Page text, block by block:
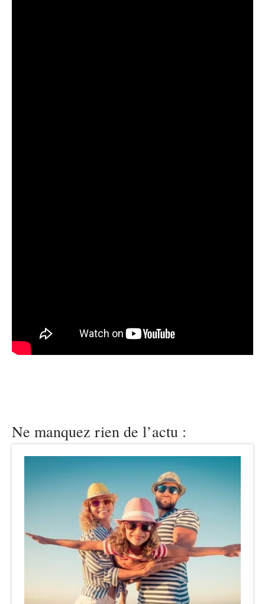
Ne manquez rien de l’actu :